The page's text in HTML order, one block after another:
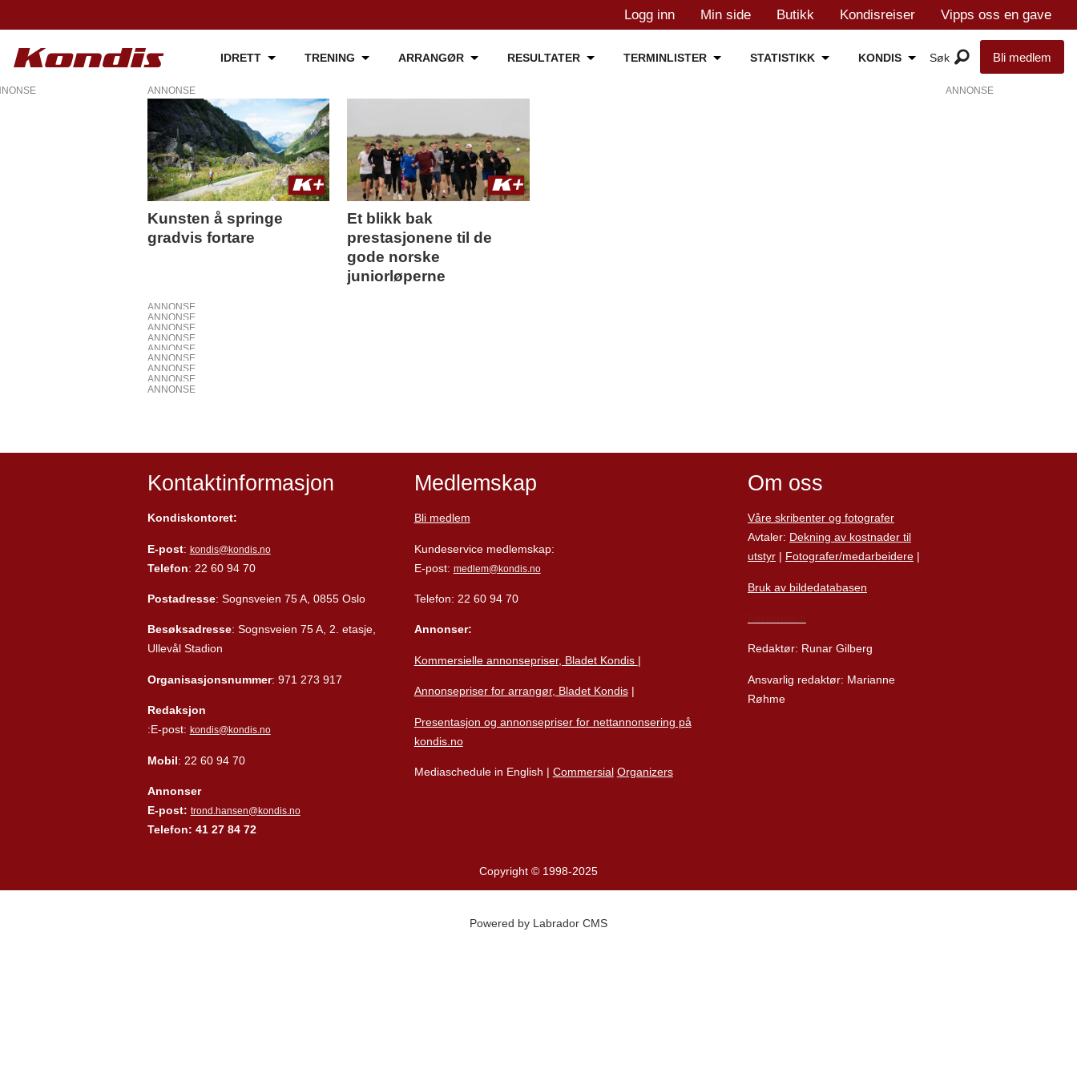
Logg inn Min side Butikk Kondisreiser Vipps oss en gave
IDRETT TRENING ARRANGØR RESULTATER TERMINLISTER STATISTIKK KONDIS Bli medlem
treningsmetoder
ANNONSE
Kunsten å springe
gradvis fortare
Et blikk bak
prestasjonene til de
gode norske
juniorløperne
ANNONSE
ANNONSE
ANNONSE
ANNONSE
ANNONSE
ANNONSE
ANNONSE
ANNONSE
ANNONSE
ANNONSE
Kontaktinformasjon
Kondiskontoret:
E-post: kondis@kondis.no
Telefon: 22 60 94 70
Postadresse: Sognsveien 75 A, 0855 Oslo
Besøksadresse: Sognsveien 75 A, 2. etasje,
Ullevål Stadion
Organisasjonsnummer: 971 273 917
Redaksjon
:E-post: kondis@kondis.no
Mobil: 22 60 94 70
Annonser
E-post: trond.hansen@kondis.no
Telefon: 41 27 84 72
Medlemskap
Bli medlem
Kundeservice medlemskap:
E-post: medlem@kondis.no
Telefon: 22 60 94 70
Annonser:
Kommersielle annonsepriser, Bladet Kondis |
Annonsepriser for arrangør, Bladet Kondis|
Presentasjon og annonsepriser for nettannonsering på
kondis.no
Mediaschedule in English | Commersial Organizers
Om oss
Våre skribenter og fotografer
Avtaler: Dekning av kostnader til
utstyr| Fotografer/medarbeidere|
Bruk av bildedatabasen
Redaktør: Runar Gilberg
Ansvarlig redaktør: Marianne
Røhme
Copyright © 1998-2025
Powered by Labrador CMS